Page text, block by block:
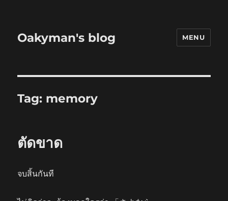
Oakyman's blog MENU
Tag: memory
ตัดขาด
จบสิ้นกันที